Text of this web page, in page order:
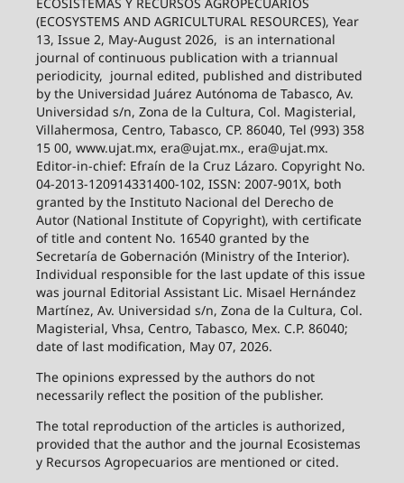
ECOSISTEMAS Y RECURSOS AGROPECUARIOS
(ECOSYSTEMS AND AGRICULTURAL RESOURCES), Year
13, Issue 2, May-August 2026, is an international
journal of continuous publication with a triannual
periodicity, journal edited, published and distributed
by the Universidad Juárez Autónoma de Tabasco, Av.
Universidad s/n, Zona de la Cultura, Col. Magisterial,
Villahermosa, Centro, Tabasco, CP. 86040, Tel (993) 358
15 00, www.ujat.mx, era@ujat.mx., era@ujat.mx.
Editor-in-chief: Efraín de la Cruz Lázaro. Copyright No.
04-2013-120914331400-102, ISSN: 2007-901X, both
granted by the Instituto Nacional del Derecho de
Autor (National Institute of Copyright), with certificate
of title and content No. 16540 granted by the
Secretaría de Gobernación (Ministry of the Interior).
Individual responsible for the last update of this issue
was journal Editorial Assistant Lic. Misael Hernández
Martínez, Av. Universidad s/n, Zona de la Cultura, Col.
Magisterial, Vhsa, Centro, Tabasco, Mex. C.P. 86040;
date of last modification, May 07, 2026.
The opinions expressed by the authors do not
necessarily reflect the position of the publisher.
The total reproduction of the articles is authorized,
provided that the author and the journal Ecosistemas
y Recursos Agropecuarios are mentioned or cited.